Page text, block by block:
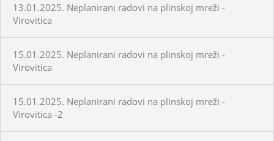
13.01.2025. Neplanirani radovi na plinskoj mreži -
Virovitica
15.01.2025. Neplanirani radovi na plinskoj mreži -
Virovitica
15.01.2025. Neplanirani radovi na plinskoj mreži -
Virovitica -2